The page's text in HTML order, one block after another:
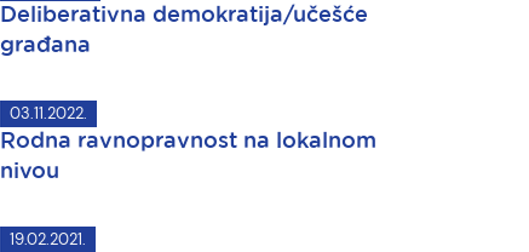
Deliberativna demokratija/učešće
građana
03.11.2022.
Rodna ravnopravnost na lokalnom
nivou
19.02.2021.